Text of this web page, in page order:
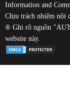
Information and
Chịu trách nhiệm nội
® Ghi rõ nguồn
website này.